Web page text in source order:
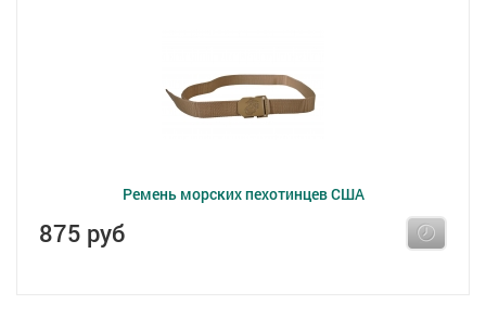
Ремень морских пехотинцев США
875 руб